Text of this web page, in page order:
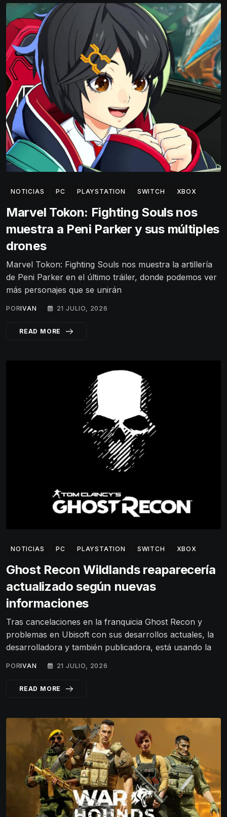
NOTICIAS PC PLAYSTATION SWITCH XBOX
Marvel Tokon: Fighting Souls nos
muestra a Peni Parker y sus múltiples
drones
Marvel Tokon: Fighting Souls nos muestra la artillería
de Peni Parker en el último tráiler, donde podemos ver
más personajes que se unirán
PORIVAN 21 JULIO, 2026
READ MORE
NOTICIAS PC PLAYSTATION SWITCH XBOX
Ghost Recon Wildlands reaparecería
actualizado según nuevas
informaciones
Tras cancelaciones en la franquicia Ghost Recon y
problemas en Ubisoft con sus desarrollos actuales, la
desarrolladora y también publicadora, está usando la
PORIVAN 21 JULIO, 2026
READ MORE